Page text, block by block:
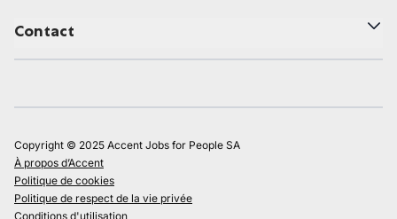
Contact
Copyright © 2025 Accent Jobs for People SA
À propos d’Accent
Politique de cookies
Politique de respect de la vie privée
Conditions d'utilisation